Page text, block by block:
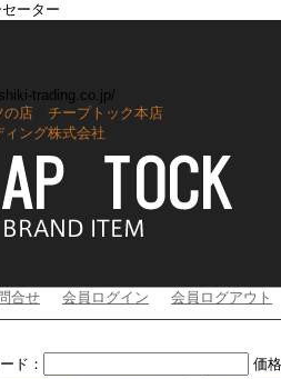
ーター
trading.co.jp/
の店 チープトック本店
ィング株式会社
合せ 会員ログイン 会員ログアウト
ド： 価格